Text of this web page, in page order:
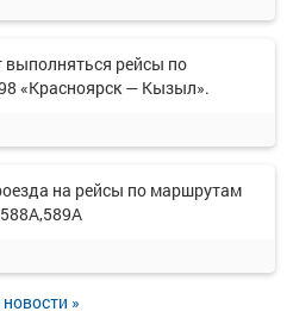
выполняться рейсы по
«Красноярск — Кызыл».
на рейсы по маршрутам
новости »